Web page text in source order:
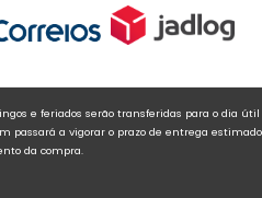
e feriados serão transferidas para o dia útil
passará a vigorar o prazo de entrega estimado
da compra.